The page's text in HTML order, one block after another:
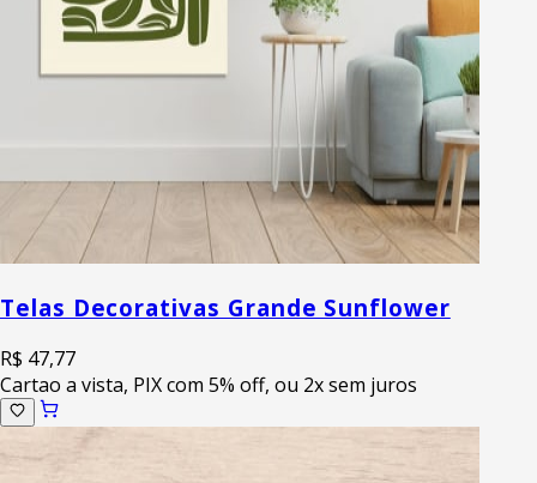
Telas Decorativas Grande Sunflower
R$ 47,77
Cartao a vista, PIX com 5% off, ou 2x sem juros